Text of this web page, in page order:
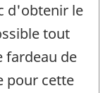
d'obtenir le
tout
fardeau de
pour cette